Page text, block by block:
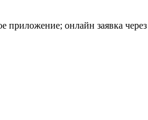
приложение; онлайн заявка